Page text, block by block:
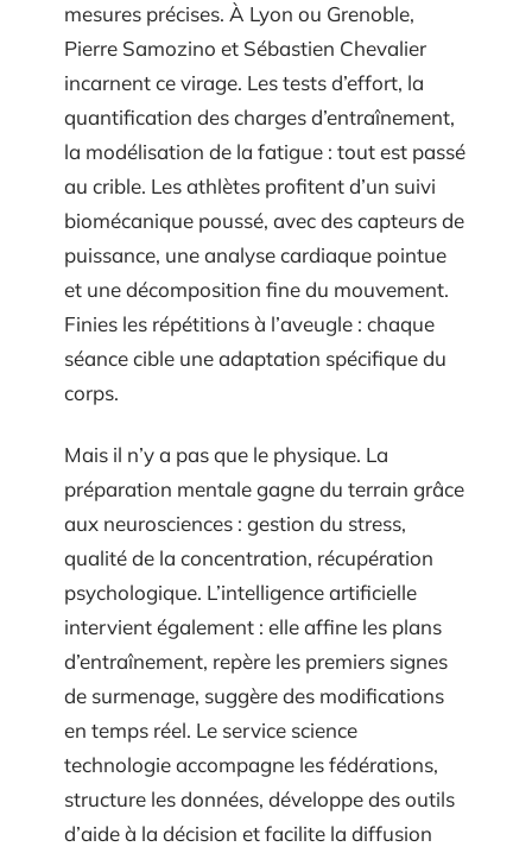
mesures précises. À Lyon ou Grenoble,
Pierre Samozino et Sébastien Chevalier
incarnent ce virage. Les tests d’effort, la
quantification des charges d’entraînement,
la modélisation de la fatigue : tout est passé
au crible. Les athlètes profitent d’un suivi
biomécanique poussé, avec des capteurs de
puissance, une analyse cardiaque pointue
et une décomposition fine du mouvement.
Finies les répétitions à l’aveugle : chaque
séance cible une adaptation spécifique du
corps.
Mais il n’y a pas que le physique. La
préparation mentale gagne du terrain grâce
aux neurosciences : gestion du stress,
qualité de la concentration, récupération
psychologique. L’intelligence artificielle
intervient également : elle affine les plans
d’entraînement, repère les premiers signes
de surmenage, suggère des modifications
en temps réel. Le service science
technologie accompagne les fédérations,
structure les données, développe des outils
d’aide à la décision et facilite la diffusion